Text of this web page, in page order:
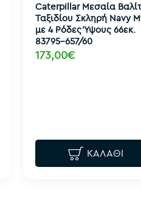
Caterpillar Μεσαία
Ταξιδίου Σκληρή Navy
με 4 Ρόδες Ύψους 66εκ.
83795-657/60
173,00€
ΚΑΛΆΘΙ